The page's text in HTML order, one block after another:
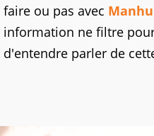
faire ou pas avec
information ne filtre
d'entendre parler de